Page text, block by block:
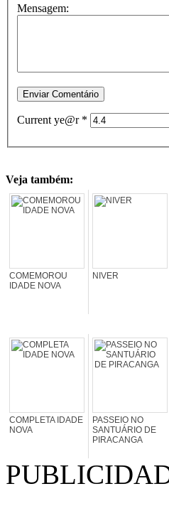
Mensagem:
Current ye@r *
Veja também:
COMEMOROU
IDADE NOVA
NIVER
COMPLETA IDADE
NOVA
PASSEIO NO
SANTUÁRIO DE
PIRACANGA